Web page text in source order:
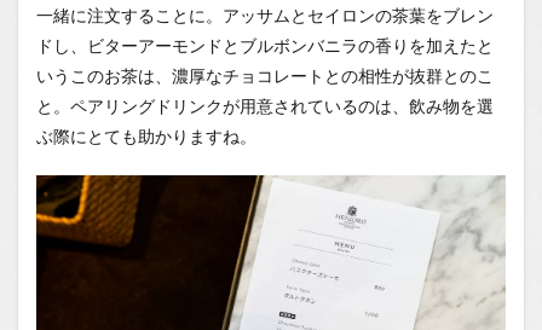
一緒に注文することに。アッサムとセイロンの茶葉をブレン
ドし、ビターアーモンドとブルボンバニラの香りを加えたと
いうこのお茶は、濃厚なチョコレートとの相性が抜群とのこ
と。ペアリングドリンクが用意されているのは、飲み物を選
ぶ際にとても助かりますね。